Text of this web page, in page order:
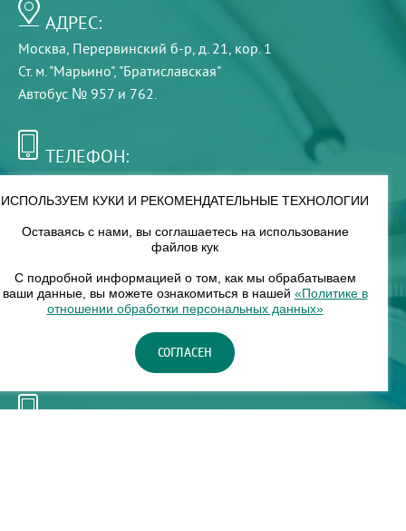
АДРЕС:
Москва, Перервинский б-р, д. 21, кор. 1
Ст. м. "Марьино", "Братиславская"
Автобус № 957 и 762.
ТЕЛЕФОН:
РЕЖИМ РАБОТЫ:
8 — 18
НАШ ФИЛИАЛ:
Москва, м. Нагорное, Нагорный б-р, д. 19, кор. 1
ИСПОЛЬЗУЕМ КУКИ И РЕКОМЕНДАТЕЛЬНЫЕ ТЕХНОЛОГИИ
Оставаясь с нами, вы соглашаетесь на использование
файлов кук
С подробной информацией о том, как мы обрабатываем
ваши данные, вы можете ознакомиться в нашей «Политике в
отношении обработки персональных данных»
СОГЛАСЕН